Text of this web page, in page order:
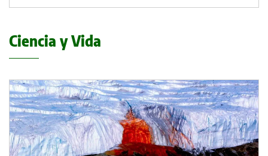
Ciencia y Vida